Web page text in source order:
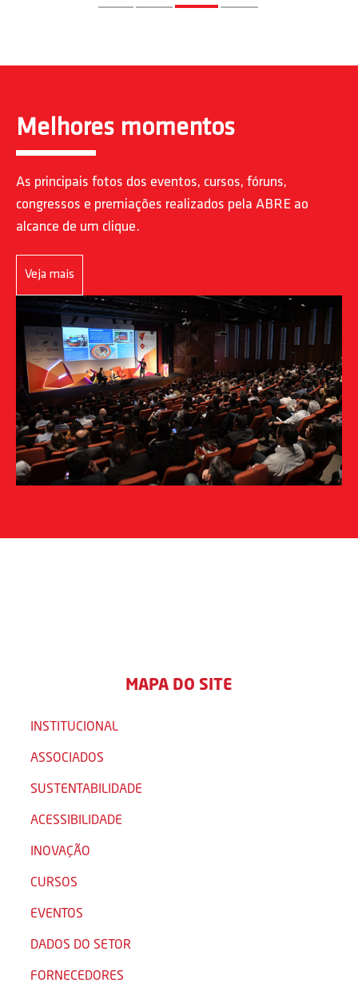
Melhores momentos
As principais fotos dos eventos, cursos, fóruns,
congressos e premiações realizados pela ABRE ao
alcance de um clique.
Veja mais
MAPA DO SITE
INSTITUCIONAL
ASSOCIADOS
SUSTENTABILIDADE
ACESSIBILIDADE
INOVAÇÃO
CURSOS
EVENTOS
DADOS DO SETOR
FORNECEDORES